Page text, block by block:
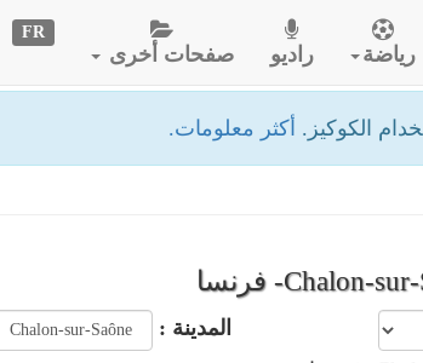
الكوكيز. أكثر معلومات.
رياضة راديو صفحات أخرى
FR
المدينة :